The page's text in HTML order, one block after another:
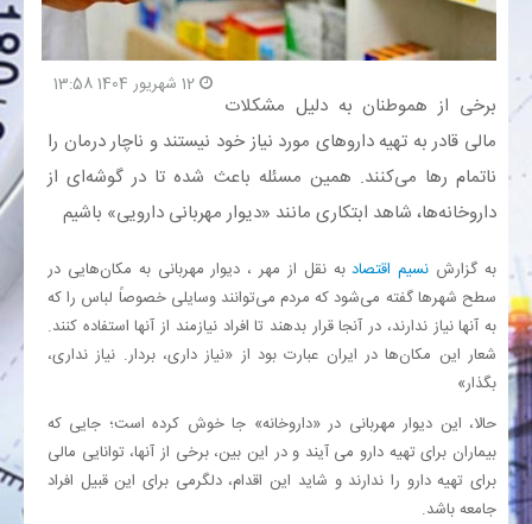
انرژی
خانه
برخی از هموطنان به دلیل مشکلات
مالی قادر به تهیه داروهای مورد نیاز خود نیستند و ناچار درمان را
ناتمام رها می‌کنند. همین مسئله باعث شده تا در گوشه‌ای از
داروخانه‌ها، شاهد ابتکاری مانند «دیوار مهربانی دارویی» باشیم
به گزارش نسیم اقتصادبه نقل از مهر ، دیوار مهربانی به مکان‌هایی در
سطح شهرها گفته می‌شود که مردم می‌توانند وسایلی خصوصاً لباس را که
به آنها نیاز ندارند، در آنجا قرار بدهند تا افراد نیازمند از آنها استفاده کنند.
شعار این مکان‌ها در ایران عبارت بود از «نیاز داری، بردار. نیاز نداری،
بگذار»
حالا، این دیوار مهربانی در «داروخانه» جا خوش کرده است؛ جایی که
بیماران برای تهیه دارو می آیند و در این بین، برخی از آنها، توانایی مالی
برای تهیه دارو را ندارند و شاید این اقدام، دلگرمی برای این قبیل افراد
جامعه باشد.